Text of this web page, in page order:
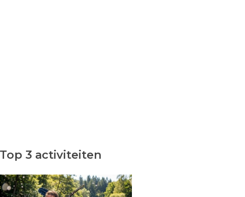
Top 3 activiteiten